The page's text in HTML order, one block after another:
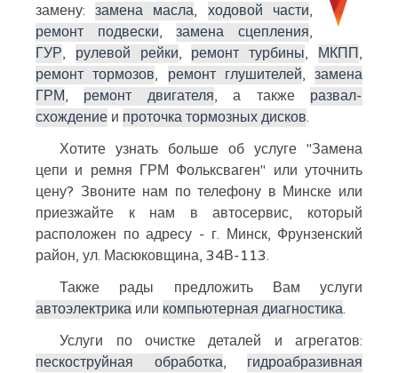
замену:замена масла, ходовой части,
ремонт подвески,замена сцепления,
ГУР, рулевой рейки, ремонт турбины, МКПП,
ремонт тормозов, ремонт глушителей, замена
ГРМ, ремонт двигателя, а также развал-
схождение и проточка тормозных дисков.
Хотите узнать больше об услуге "Замена
цепи и ремня ГРМ Фольксваген" или уточнить
цену? Звоните нам по телефону в Минске или
приезжайте к нам в автосервис, который
расположен по адресу - г. Минск, Фрунзенский
район, ул. Масюковщина, 34В-113.
Также рады предложить Вам услуги
автоэлектрика или компьютерная диагностика.
Услуги по очистке деталей и агрегатов:
пескоструйная обработка, гидроабразивная